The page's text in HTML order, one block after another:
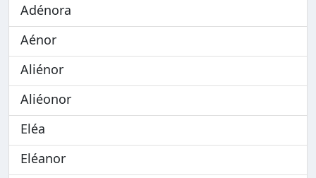
Adénora
Aénor
Aliénor
Aliéonor
Eléa
Eléanor